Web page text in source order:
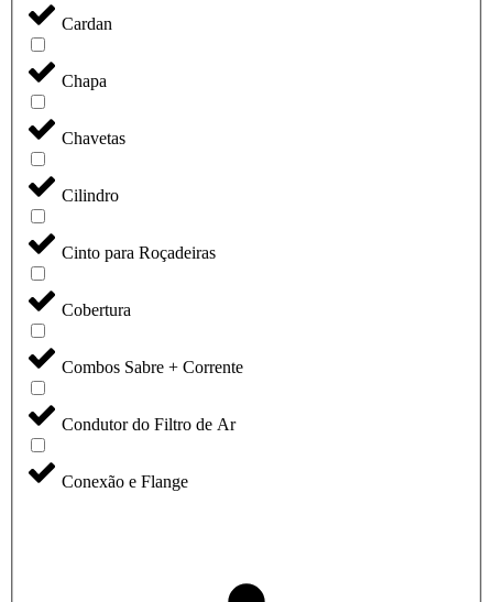
Cardan
Chapa
Chavetas
Cilindro
Cinto para Roçadeiras
Cobertura
Combos Sabre + Corrente
Condutor do Filtro de Ar
Conexão e Flange